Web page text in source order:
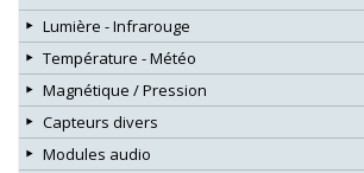
Lumière - Infrarouge
Température - Météo
Magnétique / Pression
Capteurs divers
Modules audio